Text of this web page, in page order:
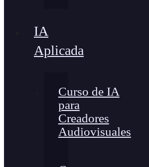
IA
Aplicada
Curso de IA
para
Creadores
Audiovisuales